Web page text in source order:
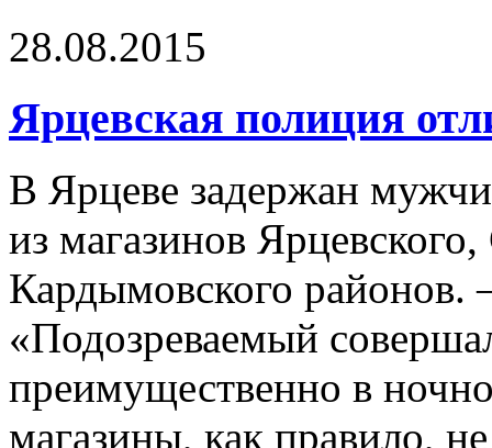
28.08.2015
Ярцевская полиция
В Ярцеве задержан
из магазинов
Кардымовского
«Подозреваемый
преимущественно в
магазины, как правило,